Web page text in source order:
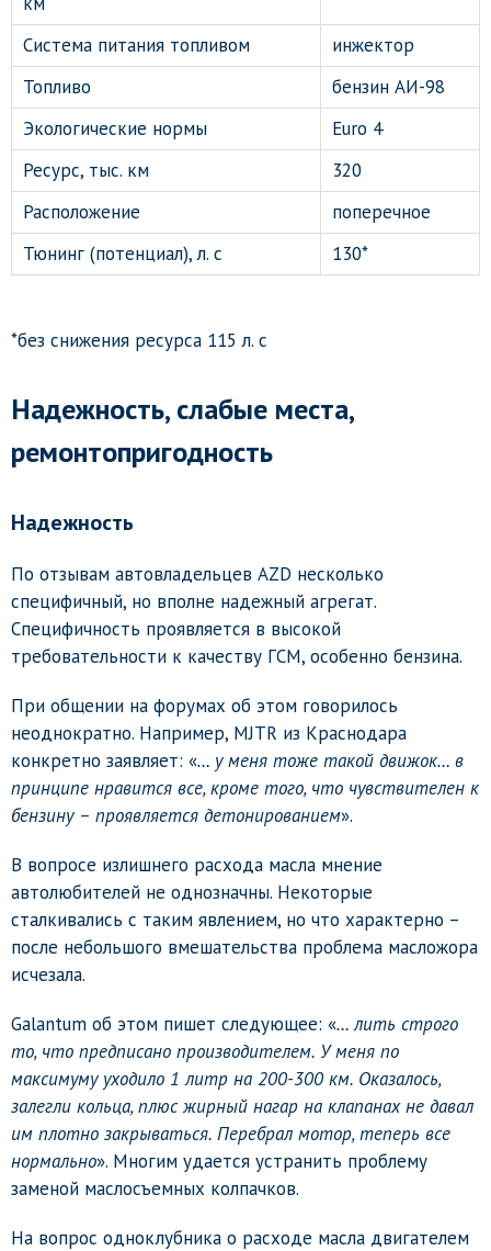
Система питания топливом
инжектор
Топливо
бензин АИ-98
Экологические нормы
Euro 4
Ресурс, тыс. км
320
Расположение
поперечное
Тюнинг (потенциал), л. с
130*
*без снижения ресурса 115 л. с
Надежность, слабые места,
ремонтопригодность
Надежность
По отзывам автовладельцев AZD несколько
специфичный, но вполне надежный агрегат.
Специфичность проявляется в высокой
требовательности к качеству ГСМ, особенно бензина.
При общении на форумах об этом говорилось
неоднократно. Например, MJTR из Краснодара
конкретно заявляет: «… у меня тоже такой движок… в
принципе нравится все, кроме того, что чувствителен к
бензину – проявляется детонированием».
В вопросе излишнего расхода масла мнение
автолюбителей не однозначны. Некоторые
сталкивались с таким явлением, но что характерно –
после небольшого вмешательства проблема масложора
исчезала.
Galantum об этом пишет следующее: «… лить строго
то, что предписано производителем. У меня по
максимуму уходило 1 литр на 200-300 км. Оказалось,
залегли кольца, плюс жирный нагар на клапанах не давал
им плотно закрываться. Перебрал мотор, теперь все
нормально». Многим удается устранить проблему
заменой маслосъемных колпачков.
На вопрос одноклубника о расходе масла двигателем